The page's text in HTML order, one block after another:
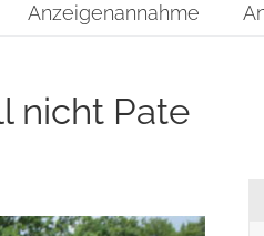
Anzeigenannahme
nicht Pate